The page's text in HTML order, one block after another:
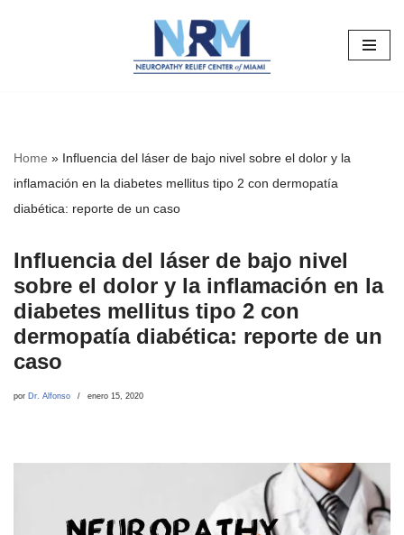
Home » Influencia del láser de bajo nivel sobre el dolor y la
inflamación en la diabetes mellitus tipo 2 con dermopatía
diabética: reporte de un caso
Influencia del láser de bajo nivel
sobre el dolor y la inflamación en la
diabetes mellitus tipo 2 con
dermopatía diabética: reporte de un
caso
por Dr. Alfonso enero 15, 2020